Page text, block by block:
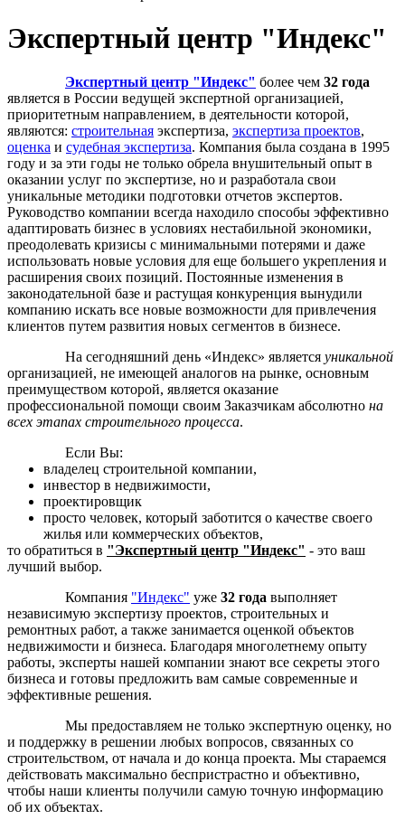
Экспертный центр "Индекс"
Экспертный центр "Индекс" более чем 32 года
является в России ведущей экспертной организацией,
приоритетным направлением, в деятельности которой,
являются: строительная экспертиза, экспертиза проектов,
оценка и судебная экспертиза. Компания была создана в 1995
году и за эти годы не только обрела внушительный опыт в
оказании услуг по экспертизе, но и разработала свои
уникальные методики подготовки отчетов экспертов.
Руководство компании всегда находило способы эффективно
адаптировать бизнес в условиях нестабильной экономики,
преодолевать кризисы с минимальными потерями и даже
использовать новые условия для еще большего укрепления и
расширения своих позиций. Постоянные изменения в
законодательной базе и растущая конкуренция вынудили
компанию искать все новые возможности для привлечения
клиентов путем развития новых сегментов в бизнесе.
На сегодняшний день «Индекс» является уникальной
организацией, не имеющей аналогов на рынке, основным
преимуществом которой, является оказание
профессиональной помощи своим Заказчикам абсолютно на
всех этапах строительного процесса.
Если Вы:
владелец строительной компании,
инвестор в недвижимости,
проектировщик
просто человек, который заботится о качестве своего
жилья или коммерческих объектов,
то обратиться в "Экспертный центр "Индекс" - это ваш
лучший выбор.
Компания "Индекс" уже 32 года выполняет
независимую экспертизу проектов, строительных и
ремонтных работ, а также занимается оценкой объектов
недвижимости и бизнеса. Благодаря многолетнему опыту
работы, эксперты нашей компании знают все секреты этого
бизнеса и готовы предложить вам самые современные и
эффективные решения.
Мы предоставляем не только экспертную оценку, но
и поддержку в решении любых вопросов, связанных со
строительством, от начала и до конца проекта. Мы стараемся
действовать максимально беспристрастно и объективно,
чтобы наши клиенты получили самую точную информацию
об их объектах.